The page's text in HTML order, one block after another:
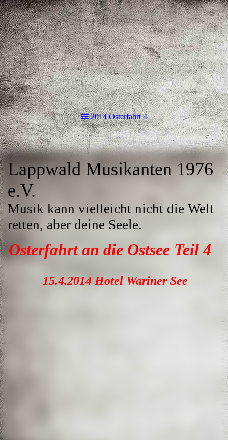
2014 Osterfahrt 4
Lappwald Musikanten 1976
e.V.
Musik kann vielleicht nicht die Welt
retten, aber deine Seele.
Osterfahrt an die Ostsee Teil4
15.4.2014 Hotel Wariner See